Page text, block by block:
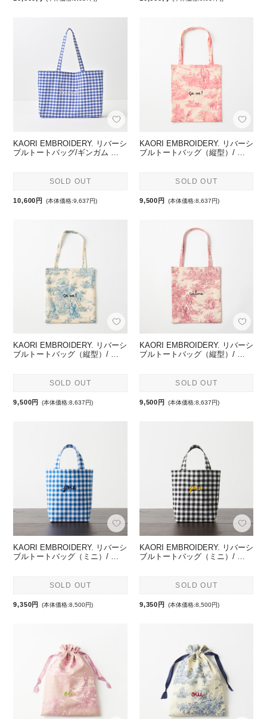
KAORI EMBROIDERY. リバーシ
ブルトートバッグ/ギンガム …
SOLD OUT
10,600円 (本体価格:9,637円)
KAORI EMBROIDERY. リバーシ
ブルトートバッグ（縦型）/ …
SOLD OUT
9,500円 (本体価格:8,637円)
KAORI EMBROIDERY. リバーシ
ブルトートバッグ（縦型）/ …
SOLD OUT
9,500円 (本体価格:8,637円)
KAORI EMBROIDERY. リバーシ
ブルトートバッグ（縦型）/ …
SOLD OUT
9,500円 (本体価格:8,637円)
KAORI EMBROIDERY. リバーシ
ブルトートバッグ（ミニ）/ …
SOLD OUT
9,350円 (本体価格:8,500円)
KAORI EMBROIDERY. リバーシ
ブルトートバッグ（ミニ）/ …
SOLD OUT
9,350円 (本体価格:8,500円)